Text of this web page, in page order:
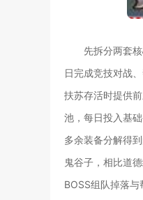
先拆分两套
日完成竞技对战
扶苏存活时提供
池，每日投入基
多余装备分解得
鬼谷子，相比道
BOSS组队掉落